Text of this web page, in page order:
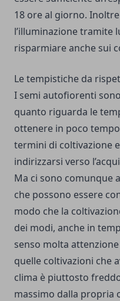
18 ore al giorno.
l’illuminazione tramite
risparmiare anche sui
Le tempistiche da
I semi autofiorenti
quanto riguarda le
ottenere in poco tempo
termini di coltivazione
indirizzarsi verso
Ma ci sono comunque
che possono essere
modo che la
dei modi, anche in
senso molta
quelle coltivazioni che
clima è piuttosto
massimo dalla propria